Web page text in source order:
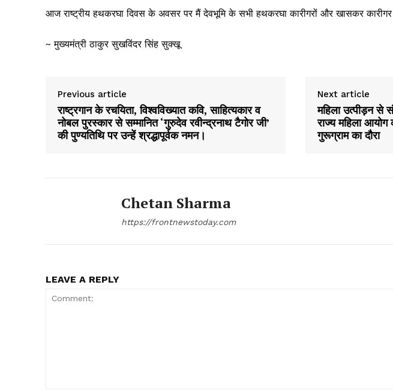
आज राष्ट्रीय हथकरघा दिवस के अवसर पर मैं देवभूमि के सभी हथकरघा कारीगरों और खासकर कारीगर
~ मुख्यमंत्री ठाकुर सुखविंदर सिंह सुक्खू
Previous article
राष्ट्रगान के रचयिता, विश्वविख्यात कवि, साहित्यकार व
नोबल पुरस्कार से सम्मानित ‘गुरुदेव रवीन्द्रनाथ टैगोर जी’
की पुण्यतिथि पर उन्हें श्रद्धापूर्वक नमन।
Next article
महिला उत्पीड़न से
राज्य महिला आयोग
गुरूग्राम का दौरा
Chetan Sharma
https://frontnewstoday.com
LEAVE A REPLY